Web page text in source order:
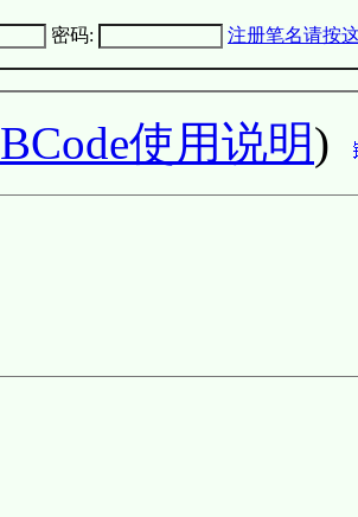
密码: 注册笔名请按
使用说明)